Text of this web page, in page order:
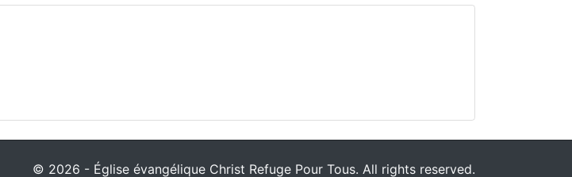
© 2026 - Église évangélique Christ Refuge Pour Tous. All rights reserved.